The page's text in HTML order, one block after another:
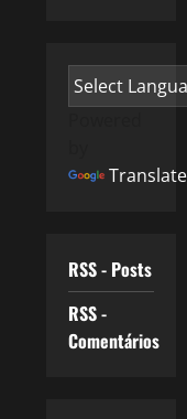
Translate
RSS - Posts
RSS -
Comentários